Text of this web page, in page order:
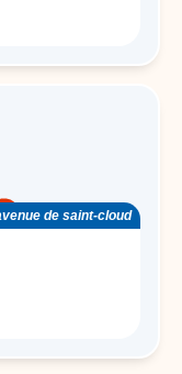
de saint-cloud